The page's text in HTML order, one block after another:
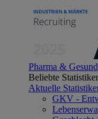
Pharma &
Beliebte
Aktuelle
GKV -